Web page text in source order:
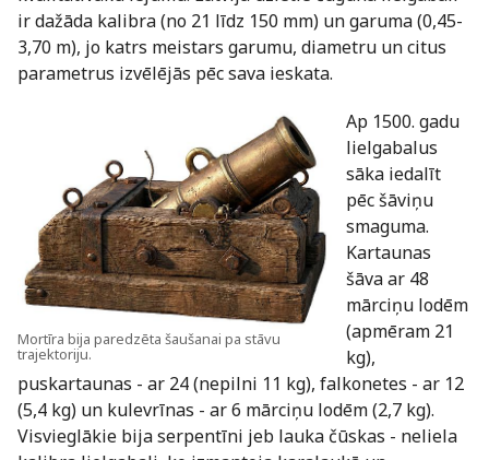
ir dažāda kalibra (no 21 līdz 150 mm) un garuma (0,45-
3,70 m), jo katrs meistars garumu, diametru un citus
parametrus izvēlējās pēc sava ieskata.
Mortīra bija paredzēta šaušanai pa stāvu
trajektoriju.
Ap 1500. gadu
lielgabalus
sāka iedalīt
pēc šāviņu
smaguma.
Kartaunas
šāva ar 48
mārciņu lodēm
(apmēram 21
kg),
puskartaunas - ar 24 (nepilni 11 kg), falkonetes - ar 12
(5,4 kg) un kulevrīnas - ar 6 mārciņu lodēm (2,7 kg).
Visvieglākie bija serpentīni jeb lauka čūskas - neliela